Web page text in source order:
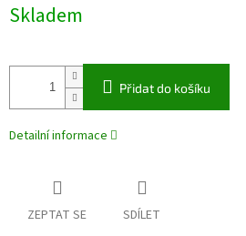
cena:
Skladem
Přidat do košíku
Detailní informace
ZEPTAT SE SDÍLET